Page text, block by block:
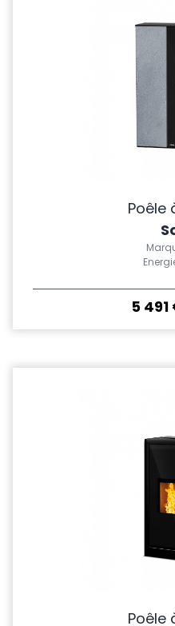
Poêle
5
Poêle